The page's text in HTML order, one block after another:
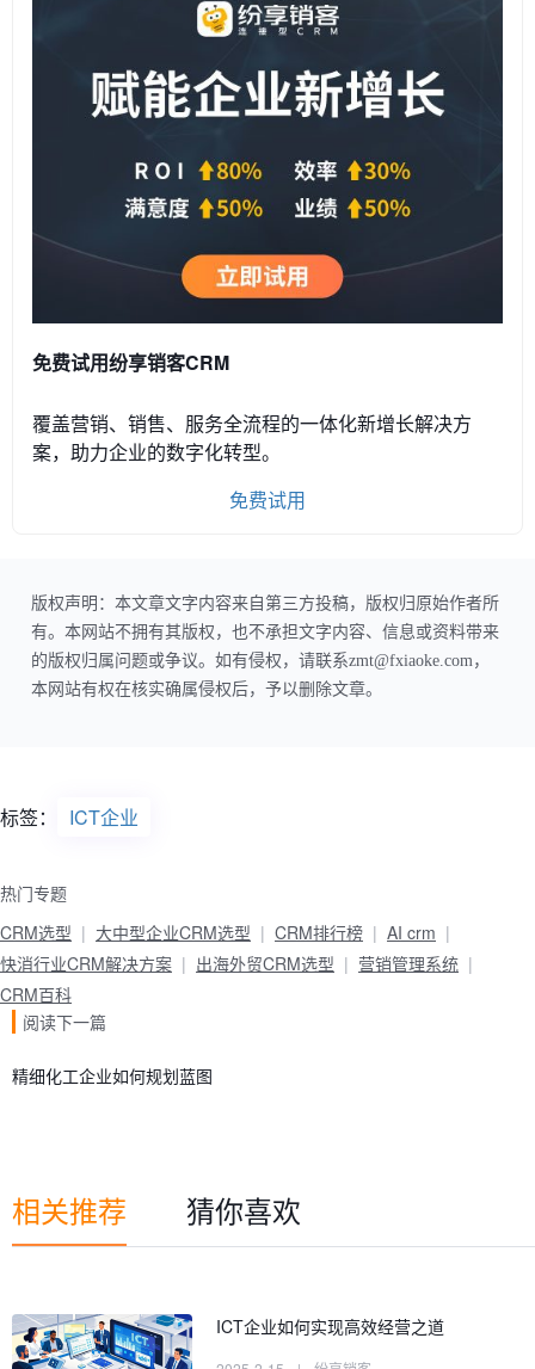
免费试用纷享销客CRM
覆盖营销、销售、服务全流程的一体化新增长解决方
案，助力企业的数字化转型。
免费试用
版权声明：本文章文字内容来自第三方投稿，版权归原始作者所
有。本网站不拥有其版权，也不承担文字内容、信息或资料带来
的版权归属问题或争议。如有侵权，请联系zmt@fxiaoke.com，
本网站有权在核实确属侵权后，予以删除文章。
标签： ICT企业
热门专题
CRM选型
大中型企业CRM选型 CRM排行榜
AI crm
快消行业CRM解决方案
出海外贸CRM选型
营销管理系统
CRM百科
阅读下一篇
精细化工企业如何规划蓝图
相关推荐 猜你喜欢
ICT企业如何实现高效经营之道